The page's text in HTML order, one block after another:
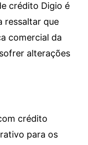
crédito Digio é
ressaltar que
comercial da
alterações
crédito
para os